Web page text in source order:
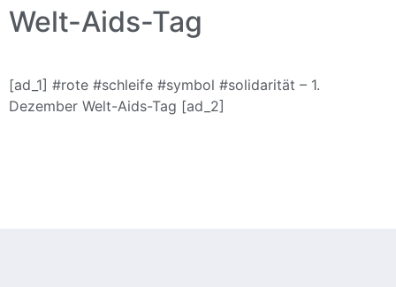
Welt-Aids-Tag
[ad_1] #rote #schleife #symbol #solidarität – 1.
Dezember Welt-Aids-Tag [ad_2]